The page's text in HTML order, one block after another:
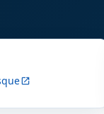
open_in_new